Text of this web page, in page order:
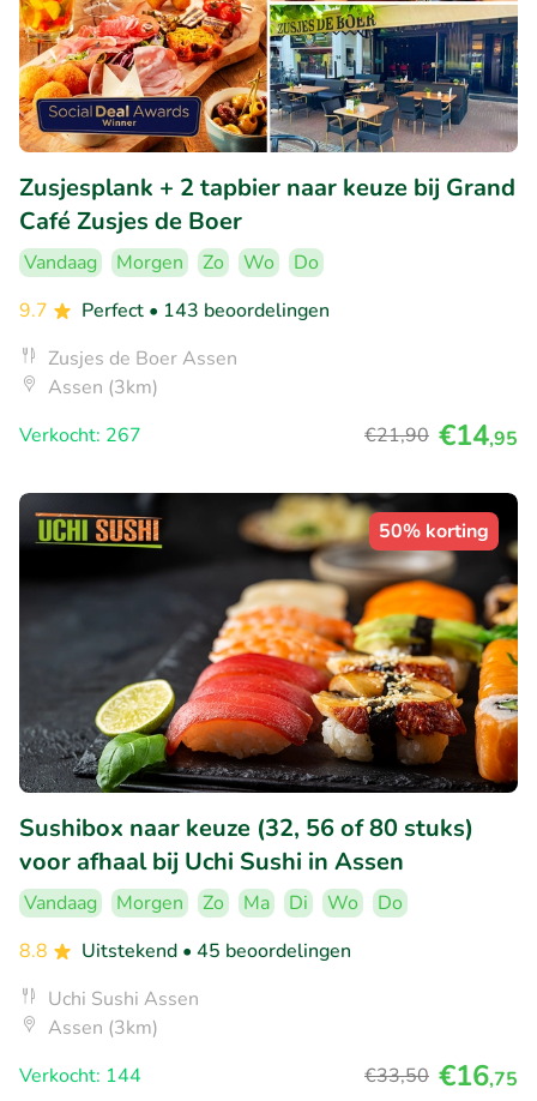
Zusjesplank + 2 tapbier naar keuze bij Grand
Café Zusjes de Boer
Vandaag Morgen Zo Wo
Do
9.7
Perfect • 143 beoordelingen
Zusjes de Boer Assen
Assen (3km)
Verkocht: 267
€21,90 €14,95
50% korting
Sushibox naar keuze (32, 56 of 80 stuks)
voor afhaal bij Uchi Sushi in Assen
Vandaag Morgen Zo Ma Di Wo
Do
8.8
Uitstekend • 45 beoordelingen
Uchi Sushi Assen
Assen (3km)
Verkocht: 144
€33,50 €16,75